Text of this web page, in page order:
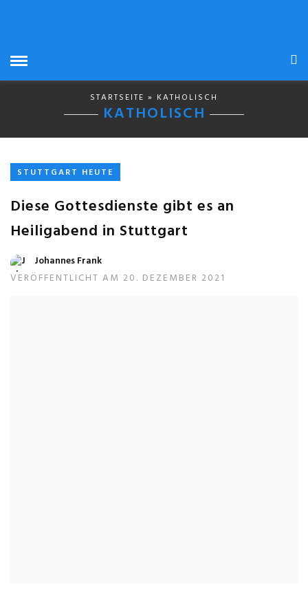
STARTSEITE » KATHOLISCH
KATHOLISCH
STUTTGART HEUTE
Diese Gottesdienste gibt es an
Heiligabend in Stuttgart
Johannes Frank
VERÖFFENTLICHT AM 20. DEZEMBER 2021